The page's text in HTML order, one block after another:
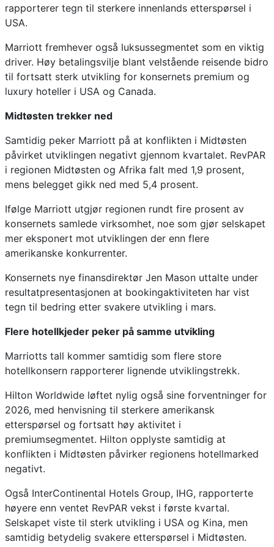
rapporterer tegn til sterkere innenlands etterspørsel i
USA.
Marriott fremhever også luksussegmentet som en viktig
driver. Høy betalingsvilje blant velstående reisende bidro
til fortsatt sterk utvikling for konsernets premium og
luxury hoteller i USA og Canada.
Midtøsten trekker ned
Samtidig peker Marriott på at konflikten i Midtøsten
påvirket utviklingen negativt gjennom kvartalet. RevPAR
i regionen Midtøsten og Afrika falt med 1,9 prosent,
mens belegget gikk ned med 5,4 prosent.
Ifølge Marriott utgjør regionen rundt fire prosent av
konsernets samlede virksomhet, noe som gjør selskapet
mer eksponert mot utviklingen der enn flere
amerikanske konkurrenter.
Konsernets nye finansdirektør Jen Mason uttalte under
resultatpresentasjonen at bookingaktiviteten har vist
tegn til bedring etter svakere utvikling i mars.
Flere hotellkjeder peker på samme utvikling
Marriotts tall kommer samtidig som flere store
hotellkonsern rapporterer lignende utviklingstrekk.
Hilton Worldwide løftet nylig også sine forventninger for
2026, med henvisning til sterkere amerikansk
etterspørsel og fortsatt høy aktivitet i
premiumsegmentet. Hilton opplyste samtidig at
konflikten i Midtøsten påvirker regionens hotellmarked
negativt.
Også InterContinental Hotels Group, IHG, rapporterte
høyere enn ventet RevPAR vekst i første kvartal.
Selskapet viste til sterk utvikling i USA og Kina, men
samtidig betydelig svakere etterspørsel i Midtøsten.